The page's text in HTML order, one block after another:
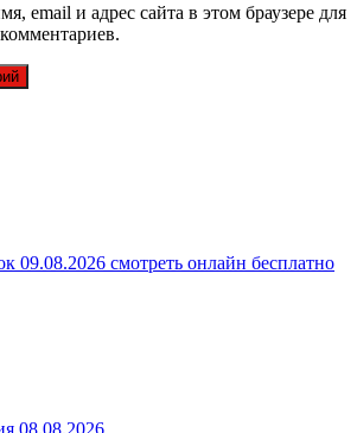
email и адрес сайта в этом браузере для
09.08.2026 смотреть онлайн бесплатно
08.08.2026